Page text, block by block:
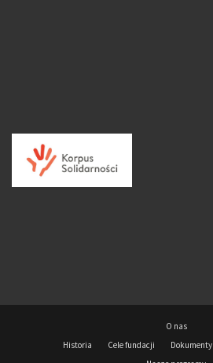
O nas
Historia
Cele fundacji Dokumenty